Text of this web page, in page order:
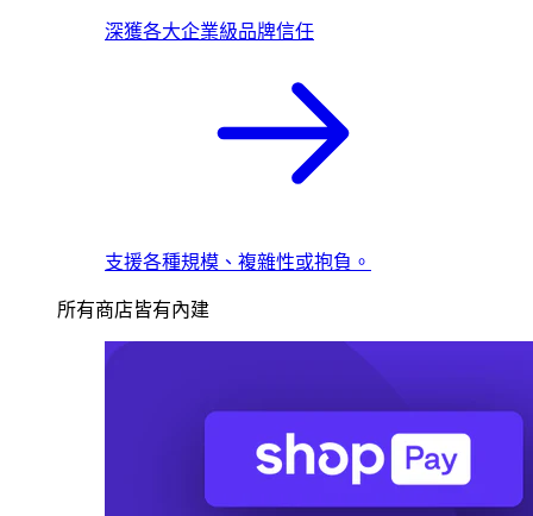
深獲各大企業級品牌信任
支援各種規模、複雜性或抱負。
所有商店皆有內建